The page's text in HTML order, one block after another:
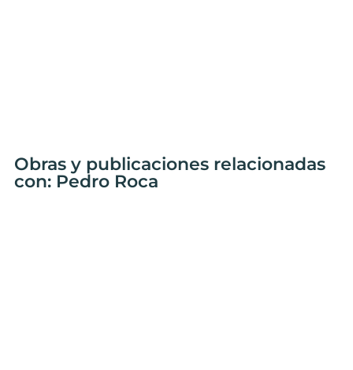
Obras y publicaciones relacionadas
con: Pedro Roca